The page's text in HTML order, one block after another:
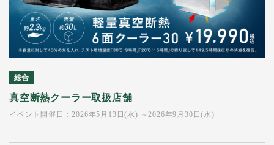
総合
真空断熱クーラー取扱店舗
イベント開催日：2026年5月13日(水) ～2026年9月30日(水)